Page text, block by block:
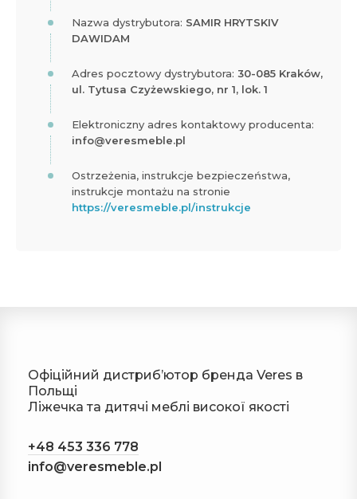
Nazwa dystrybutora: SAMIR HRYTSKIV
DAWIDAM
Adres pocztowy dystrybutora: 30-085 Kraków,
ul. Tytusa Czyżewskiego, nr 1, lok. 1
Elektroniczny adres kontaktowy producenta:
info@veresmeble.pl
Ostrzeżenia, instrukcje bezpieczeństwa,
instrukcje montażu na stronie
https://veresmeble.pl/instrukcje
Офіційний дистрибʼютор бренда Veres в
Польщі
Ліжечка та дитячі меблі високої якості
+48 453 336 778
info@veresmeble.pl